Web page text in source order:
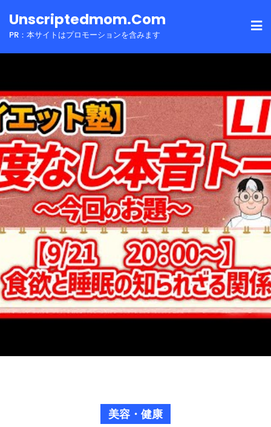
toUnscriptedmom.com
PR：本サイトはプロモーションを含みます
美容・健康